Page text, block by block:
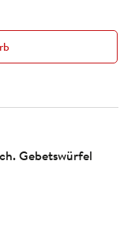
Gebetswürfel